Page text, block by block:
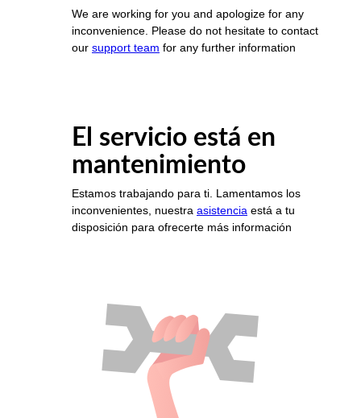
We are working for you and apologize for any
inconvenience. Please do not hesitate to contact
our support team for any further information
El servicio está en
mantenimiento
Estamos trabajando para ti. Lamentamos los
inconvenientes, nuestra asistencia está a tu
disposición para ofrecerte más información